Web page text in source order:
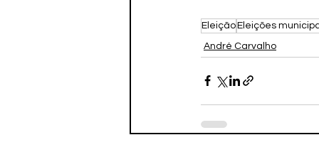
EleiçãoEleições
André Carvalho